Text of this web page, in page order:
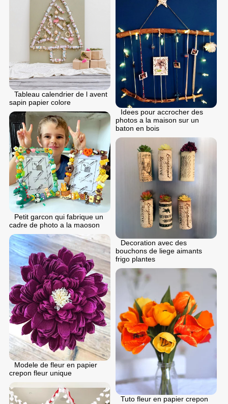
Tableau calendrier de l avent
sapin papier colore
Idees pour accrocher des
photos a la maison sur un
baton en bois
Petit garcon qui fabrique un
cadre de photo a la maoson
Decoration avec des
bouchons de liege aimants
frigo plantes
Modele de fleur en papier
crepon fleur unique
Tuto fleur en papier crepon